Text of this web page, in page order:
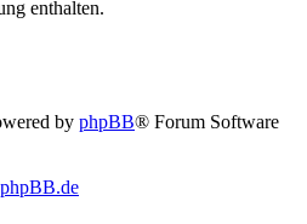
enthalten.
by phpBB® Forum Software
phpBB.de